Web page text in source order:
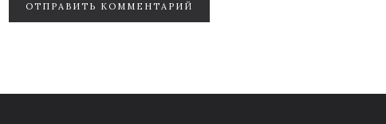
ОТПРАВИТЬ КОММЕНТАРИЙ